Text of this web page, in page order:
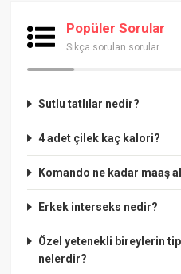
Popüler Sorular
Sıkça sorulan sorular
Sutlu tatlılar nedir?
4 adet çilek kaç kalori?
Komando ne kadar maaş
Erkek interseks nedir?
Özel yetenekli bireylerin
nelerdir?